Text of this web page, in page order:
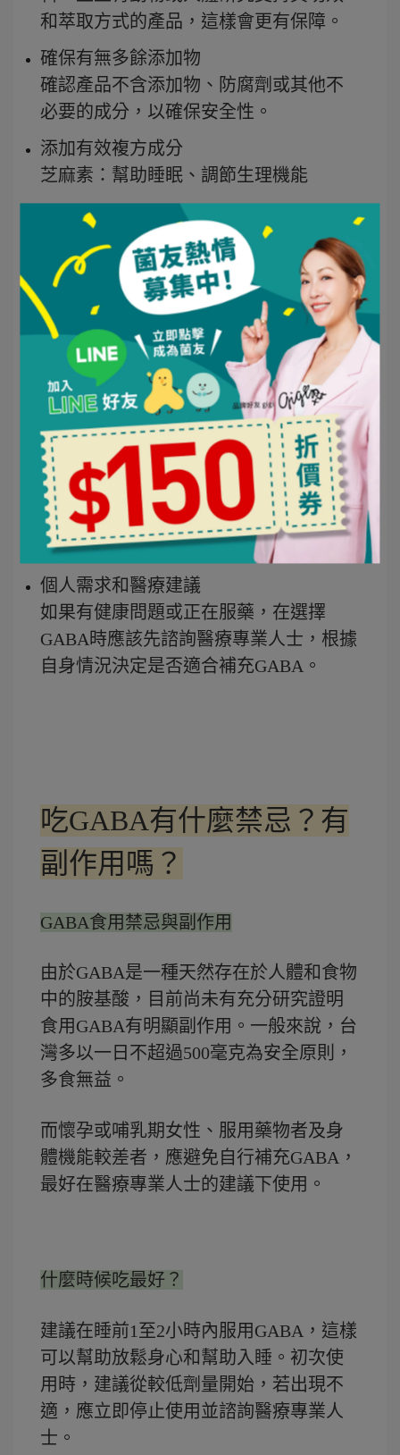
和萃取方式的產品，這樣會更有保障。
確保有無多餘添加物
確認產品不含添加物、防腐劑或其他不
必要的成分，以確保安全性。
添加有效複方成分
芝麻素：幫助睡眠、調節生理機能
酸棗仁：鎮靜效果、幫助入睡
洋甘菊：幫助舒緩壓力，幫助入睡
色胺酸：與GABA搭配食用，可以放鬆身
心及助眠
維生素B6：幫助合成 GABA 並維持生理
機能的健康
具有完整安全檢驗報告
選購時，確認產品是否有原廠認證和第
三方檢驗報告，以確保食用時的安全
性。
個人需求和醫療建議
如果有健康問題或正在服藥，在選擇
GABA時應該先諮詢醫療專業人士，根據
自身情況決定是否適合補充GABA。
吃GABA有什麼禁忌？有
副作用嗎？
GABA食用禁忌與副作用
由於GABA是一種天然存在於人體和食物
中的胺基酸，目前尚未有充分研究證明
食用GABA有明顯副作用。一般來說，台
灣多以一日不超過500毫克為安全原則，
多食無益。
而懷孕或哺乳期女性、服用藥物者及身
體機能較差者，應避免自行補充GABA，
最好在醫療專業人士的建議下使用。
什麼時候吃最好？
建議在睡前1至2小時內服用GABA，這樣
可以幫助放鬆身心和幫助入睡。初次使
用時，建議從較低劑量開始，若出現不
適，應立即停止使用並諮詢醫療專業人
士。